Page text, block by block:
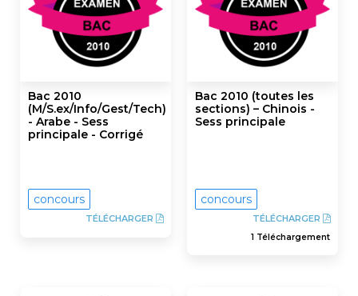
Bac 2010
(M/S.ex/Info/Gest/Tech)
- Arabe - Sess
principale - Corrigé
concours
TÉLÉCHARGER
Bac 2010 (toutes les
sections) – Chinois -
Sess principale
concours
TÉLÉCHARGER
1 Téléchargement